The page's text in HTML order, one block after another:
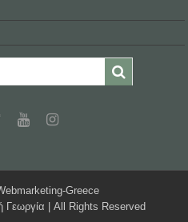
Greece
Γεωργία | All Rights Reserved